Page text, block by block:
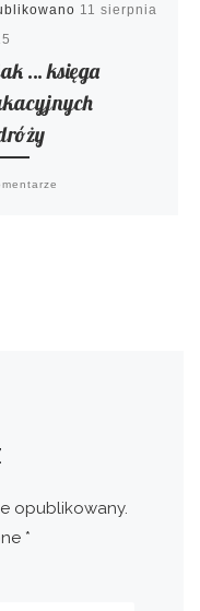
11 sierpnia
… księga
opublikowany.
*